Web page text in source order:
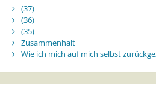
(37)
(36)
(35)
Zusammenhalt
Wie ich mich auf mich selbst